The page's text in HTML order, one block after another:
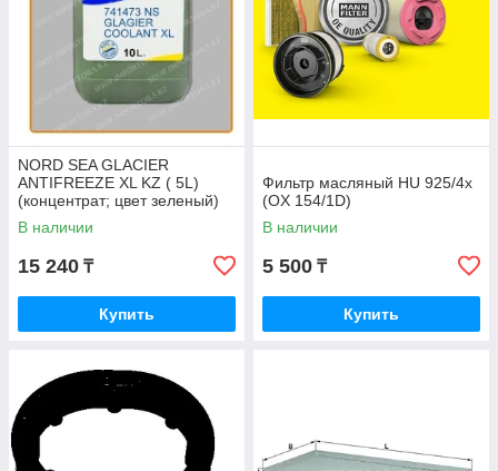
NORD SEA GLACIER
ANTIFREEZE XL KZ ( 5L)
(концентрат; цвет зеленый)
В наличии
15 240 ₸
Купить
Фильтр масляный HU 925/4x
(OX 154/1D)
В наличии
5 500 ₸
Купить